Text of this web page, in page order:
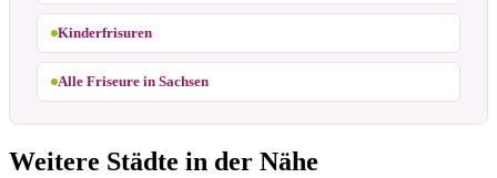
Kinderfrisuren
Alle Friseure in Sachsen
Weitere Städte in der Nähe